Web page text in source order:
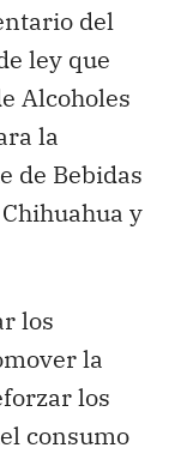
del
ley que
Alcoholes
la
de Bebidas
y
los
la
los
consumo